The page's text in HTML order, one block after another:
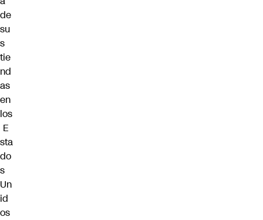
de
su
s
tie
nd
as
en
los
E
sta
do
s
Un
id
os